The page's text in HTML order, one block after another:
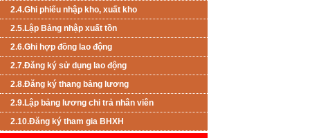
2.4.Ghi phiếu nhập kho, xuất kho
2.5.Lập Bảng nhập xuất tồn
2.6.Ghi hợp đồng lao động
2.7.Đăng ký sử dụng lao động
2.8.Đăng ký thang bảng lương
2.9.Lập bảng lương chi trả nhân viên
2.10.Đăng ký tham gia BHXH